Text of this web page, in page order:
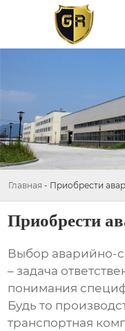
Главная - Приобрести
Приобрести
Выбор аварийно-
– задача
понимания
Будь то
транспортная